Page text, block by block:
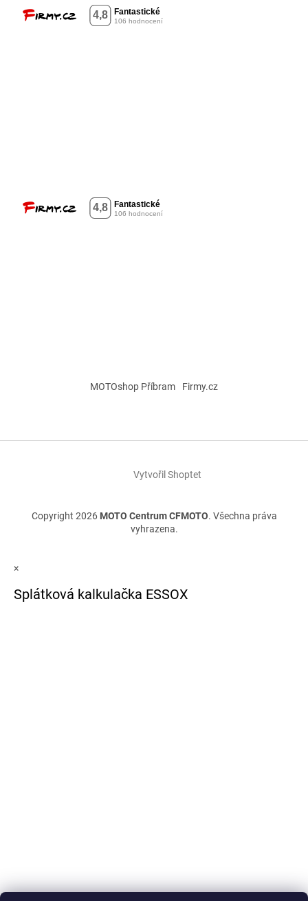
MOTOshop Příbram Firmy.cz
Vytvořil Shoptet
Copyright 2026 MOTO Centrum CFMOTO. Všechna práva
vyhrazena.
×
Splátková kalkulačka ESSOX